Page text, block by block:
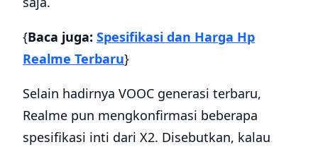
{Baca juga: Spesifikasi dan Harga Hp
Realme Terbaru}
Selain hadirnya VOOC generasi terbaru,
Realme pun mengkonfirmasi beberapa
spesifikasi inti dari X2. Disebutkan, kalau